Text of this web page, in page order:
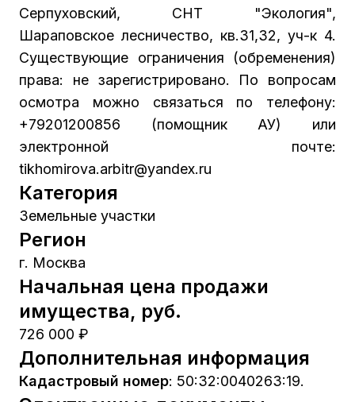
Серпуховский, СНТ "Экология",
Шараповское лесничество, кв.31,32, уч-к 4.
Существующие ограничения (обременения)
права: не зарегистрировано. По вопросам
осмотра можно связаться по телефону:
+79201200856 (помощник АУ) или
электронной почте:
tikhomirova.arbitr@yandex.ru
Категория
Земельные участки
Регион
г. Москва
Начальная цена продажи
имущества, руб.
726 000 ₽
Дополнительная информация
Кадастровый номер: 50:32:0040263:19.